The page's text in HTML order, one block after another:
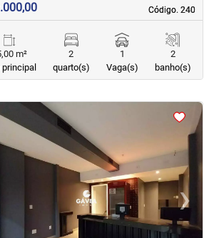
Código. 240
Código. 240
m²
principal
2
quarto(s)
1
Vaga(s)
2
banho(s)
›Next